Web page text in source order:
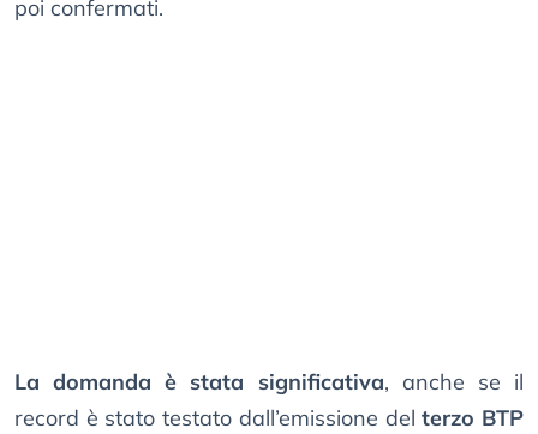
poi confermati.
La domanda è stata significativa, anche se il
record è stato testato dall’emissione delterzo BTP